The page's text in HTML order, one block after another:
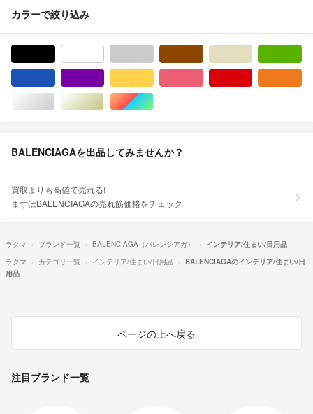
カラーで絞り込み
シルバー/銀色系ゴールド/金色系マルチカラー
BALENCIAGAを出品してみませんか？
買取よりも高値で売れる!
まずはBALENCIAGAの売れ筋価格をチェック
ラクマ ブランド一覧 BALENCIAGA（バレンシアガ）
インテリア/住まい/日用品
ラクマ
カテゴリ一覧 インテリア/住まい/日用品
BALENCIAGAのインテリア/住まい/日
用品
ページの上へ戻る
注目ブランド一覧